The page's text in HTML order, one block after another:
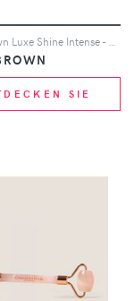
Bobbi Brown Luxe Shine Intense - Trailblazer
SIE